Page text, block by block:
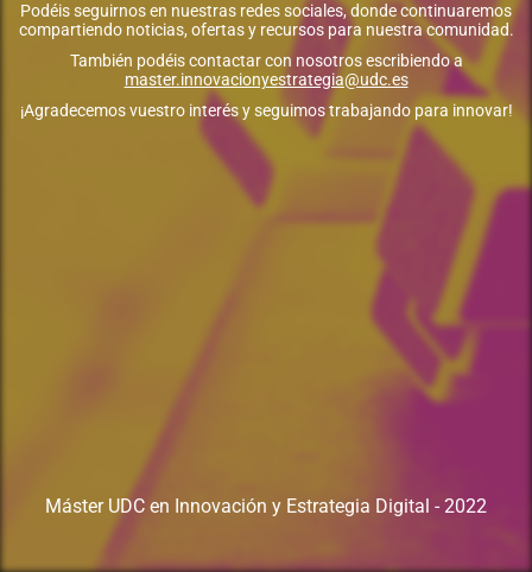
Podéis seguirnos en nuestras redes sociales, donde continuaremos
compartiendo noticias, ofertas y recursos para nuestra comunidad.
También podéis contactar con nosotros escribiendo a
master.innovacionyestrategia@udc.es
¡Agradecemos vuestro interés y seguimos trabajando para innovar!
Máster UDC en Innovación y Estrategia Digital - 2022